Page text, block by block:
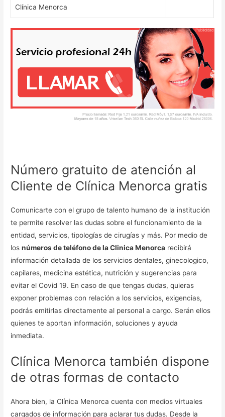
Clínica Menorca
Número gratuito de atención al
Cliente de Clínica Menorca gratis
Comunicarte con el grupo de talento humano de la institución
te permite resolver las dudas sobre el funcionamiento de la
entidad, servicios, tipologías de cirugías y más. Por medio de
losnúmeros de teléfono de la Clinica Menorca recibirá
información detallada de los servicios dentales, ginecologico,
capilares, medicina estética, nutrición y sugerencias para
evitar el Covid 19. En caso de que tengas dudas, quieras
exponer problemas con relación a los servicios, exigencias,
podrás emitirlas directamente al personal a cargo. Serán ellos
quienes te aportan información, soluciones y ayuda
inmediata.
Clínica Menorca también dispone
de otras formas de contacto
Ahora bien, la Clínica Menorca cuenta con medios virtuales
cargados de información para aclarar tus dudas. Desde la